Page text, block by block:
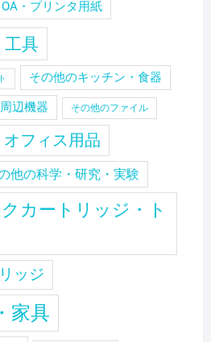
OA・プリンタ用紙
工具
その他のキッチン・食器
辺機器 その他のファイル
フィス用品
他の科学・研究・実験
カートリッジ・ト
ッジ
家具